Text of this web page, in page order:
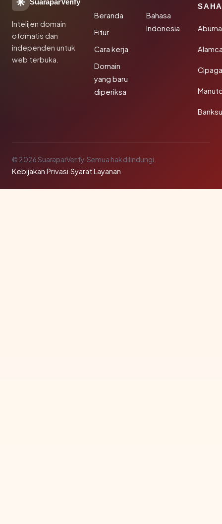
SuaraparVerify
Intelijen domain
otomatis dan
independen untuk
web terbuka.
Beranda
Fitur
Cara kerja
Domain
yang baru
diperiksa
Bahasa
Indonesia
© 2026 SuaraparVerify. Semua hak dilindungi.
Kebijakan Privasi·Syarat Layanan